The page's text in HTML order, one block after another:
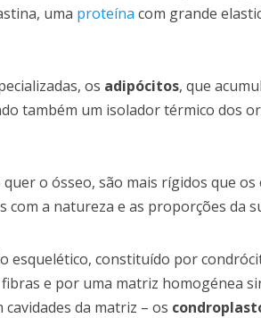
uma proteína com grande
os adipócitos, que
também um isolador térmico dos
o ósseo, são mais rígidos que
a natureza e as proporções da
esquelético, constituído por
e por uma matriz homogénea
da matriz – os